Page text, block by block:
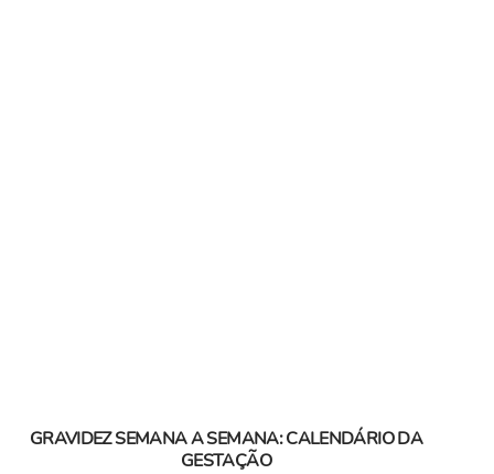
GRAVIDEZ SEMANA A SEMANA: CALENDÁRIO DA
GESTAÇÃO